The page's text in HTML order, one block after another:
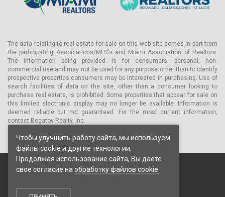
The data relating to real estate for sale on this web site comes in part from
the participating Associations/MLS's and Miami Association of Realtors.
The information being provided is for consumers' personal, non-
commercial use and may not be used for any purpose other than to identify
prospective properties consumers may be interested in purchasing. Use of
search facilities of data on the site, other than a consumer looking to
purchase real estate, is prohibited. Some properties that appear for sale on
this limited electronic display may no longer be available. Information is
deemed reliable but not guaranteed. For the most current information,
contact Bogatov Realty, Inc.
Чтобы улучшить работу сайта, мы используем
файлы cookie и другие технологии.
Продолжая использование сайта, Вы даете
свое согласие на обработку файлов cookie.
© 2026 Bogatov Realty Inc. Все права защищены.
Политика конфиденциальности